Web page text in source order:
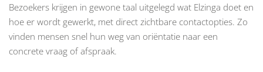
Bezoekers krijgen in gewone taal uitgelegd wat Elzinga doet en
hoe er wordt gewerkt, met direct zichtbare contactopties. Zo
vinden mensen snel hun weg van oriëntatie naar een
concrete vraag of afspraak.